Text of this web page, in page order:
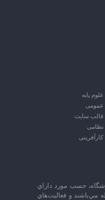
علوم پایه
عمومی
قالب سایت
نظامی
کارآفرینی
حسب مورد داراي
مي‌باشند و فعاليت‌هاي